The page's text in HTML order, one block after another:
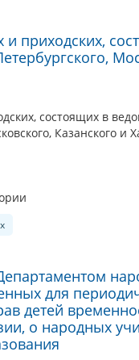
приходских,
состоящих в
Казанского и
для
детей
о народных